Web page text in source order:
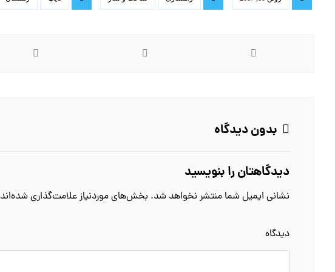
بدون دیدگاه
دیدگاهتان را بنویسید
نشانی ایمیل شما منتشر نخواهد شد. بخش‌های موردنیاز علامت‌گذاری شده‌اند
دیدگاه